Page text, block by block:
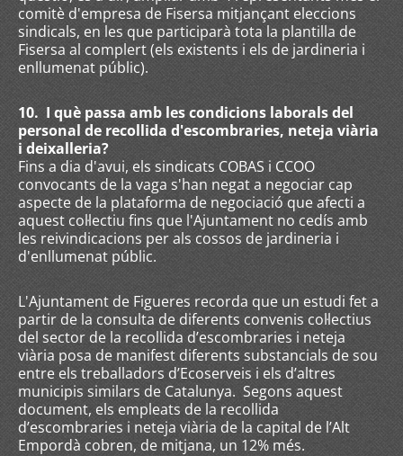
comitè d'empresa de Fisersa mitjançant eleccions
sindicals, en les que participarà tota la plantilla de
Fisersa al complert (els existents i els de jardineria i
enllumenat públic).
10. I què passa amb les condicions laborals del
personal de recollida d'escombraries, neteja viària
i deixalleria?
Fins a dia d'avui, els sindicats COBAS i CCOO
convocants de la vaga s'han negat a negociar cap
aspecte de la plataforma de negociació que afecti a
aquest col·lectiu fins que l'Ajuntament no cedís amb
les reivindicacions per als cossos de jardineria i
d'enllumenat públic.
L'Ajuntament de Figueres recorda que un estudi fet a
partir de la consulta de diferents convenis col·lectius
del sector de la recollida d’escombraries i neteja
viària posa de manifest diferents substancials de sou
entre els treballadors d’Ecoserveis i els d’altres
municipis similars de Catalunya. Segons aquest
document, els empleats de la recollida
d’escombraries i neteja viària de la capital de l’Alt
Empordà cobren, de mitjana, un 12% més.